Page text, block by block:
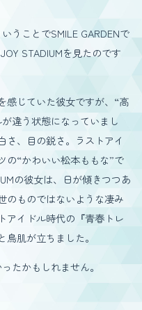
うことでSMILE GARDENで
STADIUMを見たのです
感じていた彼女ですが、“高
違う状態になっていまし
さ、目の鋭さ。ラストアイ
の“かわいい松本ももな”で
の彼女は、日が傾きつつあ
のものではないような凄み
アイドル時代の『青春トレ
肌が立ちました。
たかもしれません。